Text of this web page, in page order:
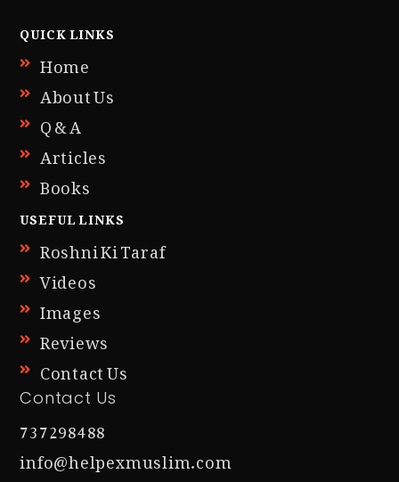
QUICK LINKS
Home
About Us
Q & A
Articles
Books
USEFUL LINKS
Roshni Ki Taraf
Videos
Images
Reviews
Contact Us
Contact Us
737298488
info@helpexmuslim.com